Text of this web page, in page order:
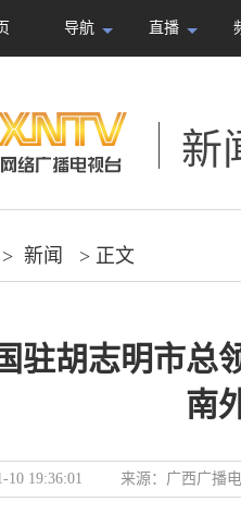
导航 直播
新
> 新闻 > 正文
驻胡志明市总
南
10 19:36:01 来源： 广西广播